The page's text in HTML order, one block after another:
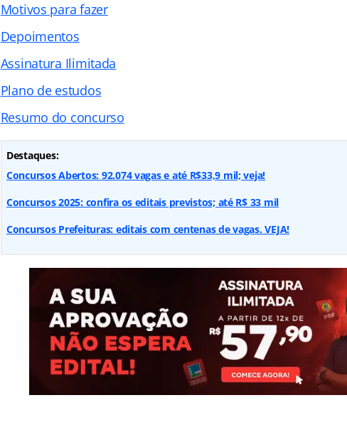
Motivos para fazer
Depoimentos
Assinatura Ilimitada
Plano de estudos
Resumo do concurso
Destaques:
Concursos Abertos: 92.074 vagas e até R$33,9 mil; veja!
Concursos 2025: confira os editais previstos; até R$ 33 mil
Concursos Prefeituras: editais com centenas de vagas. VEJA!